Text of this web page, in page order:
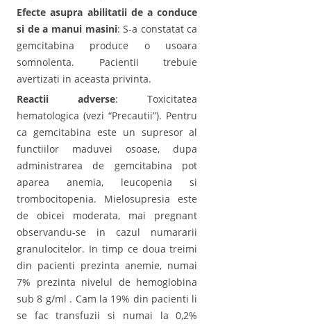
Efecte asupra abilitatii de a conduce
si de a manui masini: S-a constatat ca
gemcitabina produce o usoara
somnolenta. Pacientii trebuie
avertizati in aceasta privinta.
Reactii adverse: Toxicitatea
hematologica (vezi “Precautii”). Pentru
ca gemcitabina este un supresor al
functiilor maduvei osoase, dupa
administrarea de gemcitabina pot
aparea anemia, leucopenia si
trombocitopenia. Mielosupresia este
de obicei moderata, mai pregnant
observandu-se in cazul numararii
granulocitelor. In timp ce doua treimi
din pacienti prezinta anemie, numai
7% prezinta nivelul de hemoglobina
sub 8 g/ml . Cam la 19% din pacienti li
se fac transfuzii si numai la 0,2%